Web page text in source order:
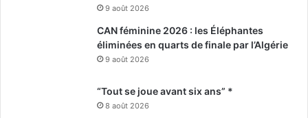
9 août 2026
CAN féminine 2026 : les Éléphantes
éliminées en quarts de finale par l’Algérie
9 août 2026
“Tout se joue avant six ans” *
8 août 2026